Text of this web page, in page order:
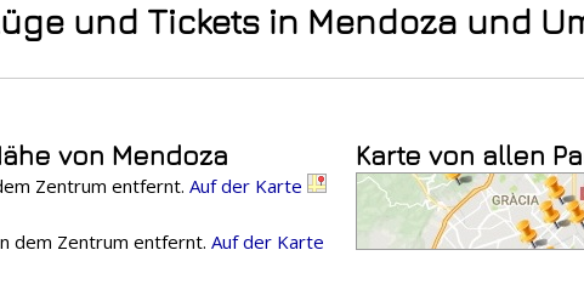
und Tickets in Mendoza und
Karte von allen
von Mendoza
Zentrum entfernt. Auf der Karte
dem Zentrum entfernt. Auf der Karte